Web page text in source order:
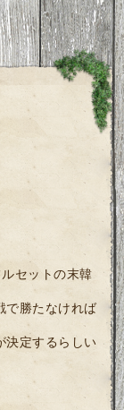
セットの末韓
で勝たなければ
決定するらしい